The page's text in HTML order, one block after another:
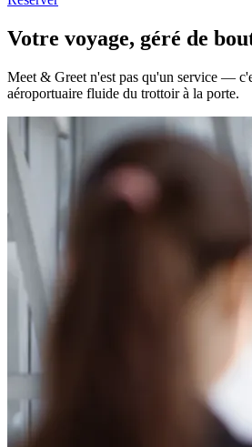
Votre voyage, géré de
Meet & Greet n'est pas qu'un service —
aéroportuaire fluide du trottoir à la porte.